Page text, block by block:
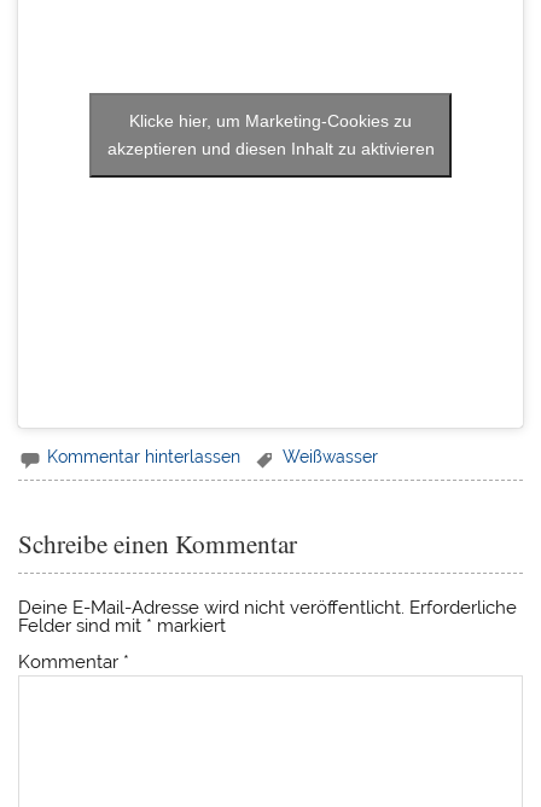
Klicke hier, um Marketing-Cookies zu
akzeptieren und diesen Inhalt zu aktivieren
Kommentar hinterlassen Weißwasser
Schreibe einen Kommentar
Deine E-Mail-Adresse wird nicht veröffentlicht. Erforderliche
Felder sind mit * markiert
Kommentar *